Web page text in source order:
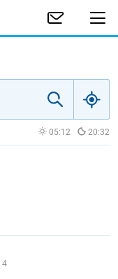
05:12 20:32
4